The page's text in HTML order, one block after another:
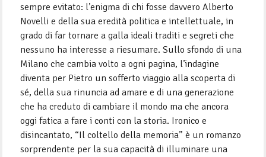
sempre evitato: l’enigma di chi fosse davvero Alberto
Novelli e della sua eredità politica e intellettuale, in
grado di far tornare a galla ideali traditi e segreti che
nessuno ha interesse a riesumare. Sullo sfondo di una
Milano che cambia volto a ogni pagina, l’indagine
diventa per Pietro un sofferto viaggio alla scoperta di
sé, della sua rinuncia ad amare e di una generazione
che ha creduto di cambiare il mondo ma che ancora
oggi fatica a fare i conti con la storia. Ironico e
disincantato, “Il coltello della memoria” è un romanzo
sorprendente per la sua capacità di illuminare una